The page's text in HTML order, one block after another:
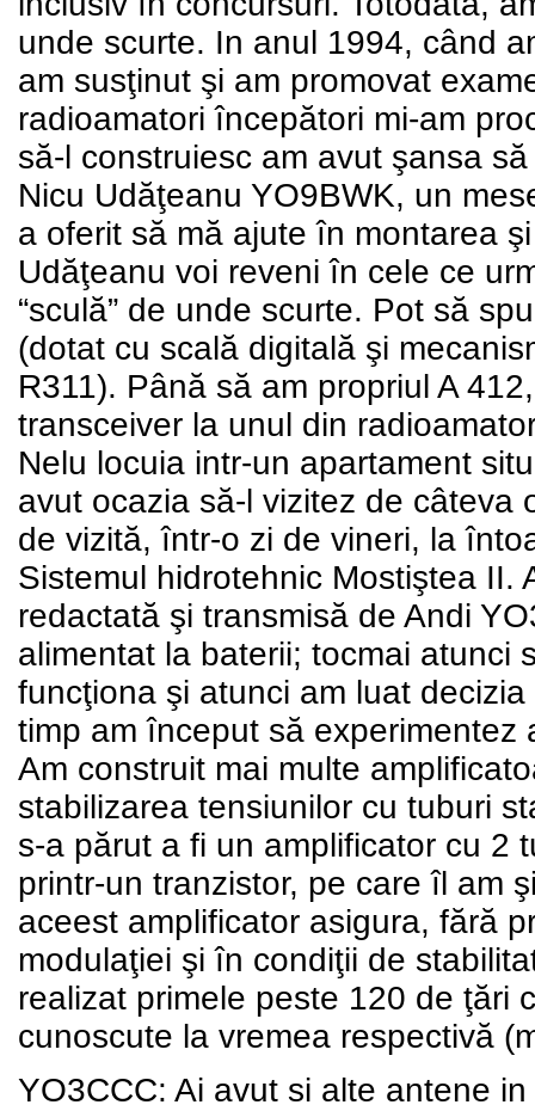
unde scurte. In anul 1994, când
am susţinut şi am promovat
radioamatori începători mi-am
să-l construiesc am avut şansa
Nicu Udăţeanu YO9BWK, un
a oferit să mă ajute în montarea
Udăţeanu voi reveni în cele ce
“sculă” de unde scurte. Pot să
(dotat cu scală digitală şi
R311). Până să am propriul A
transceiver la unul din
Nelu locuia intr-un apartament
avut ocazia să-l vizitez de câteva
de vizită, într-o zi de vineri, la
Sistemul hidrotehnic Mostiştea II.
redactată şi transmisă de Andi
alimentat la baterii; tocmai atunci
funcţiona şi atunci am luat
timp am început să
Am construit mai multe
stabilizarea tensiunilor cu tuburi
s-a părut a fi un amplificator cu 2
printr-un tranzistor, pe care îl am
aceest amplificator asigura, fără
modulaţiei şi în condiţii de
realizat primele peste 120 de ţări
cunoscute la vremea respectivă
YO3CCC: Ai avut si alte antene